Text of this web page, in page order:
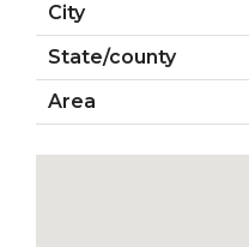
City
State/county
Area